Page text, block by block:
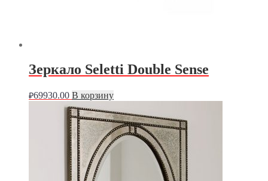
Зеркало Seletti Double Sense
₽69930.00 В корзину